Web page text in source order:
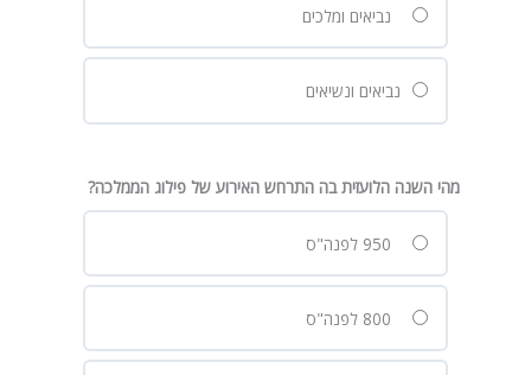
נביאים ומלכים
נביאים ונשיאים
מהי השנה הלועזית בה התרחש האירוע של פילוג הממלכה?